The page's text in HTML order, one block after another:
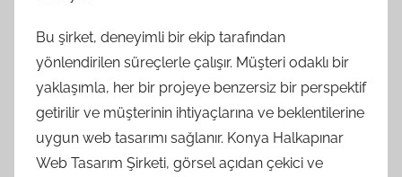
Bu şirket, deneyimli bir ekip tarafından
yönlendirilen süreçlerle çalışır. Müşteri odaklı bir
yaklaşımla, her bir projeye benzersiz bir perspektif
getirilir ve müşterinin ihtiyaçlarına ve beklentilerine
uygun web tasarımı sağlanır. Konya Halkapınar
Web Tasarım Şirketi, görsel açıdan çekici ve